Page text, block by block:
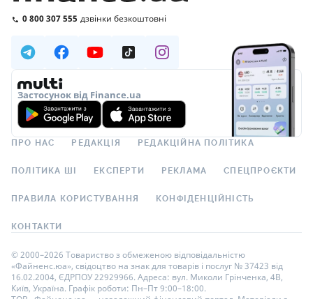
0 800 307 555 дзвінки безкоштовні
Застосунок від Finance.ua
ПРО НАС РЕДАКЦІЯ РЕДАКЦІЙНА ПОЛІТИКА
ПОЛІТИКА ШІ ЕКСПЕРТИ РЕКЛАМА СПЕЦПРОЄКТИ
ПРАВИЛА КОРИСТУВАННЯ КОНФІДЕНЦІЙНІСТЬ
КОНТАКТИ
© 2000–2026 Товариство з обмеженою відповідальністю
«Файненс.юа», свідоцтво на знак для товарів і послуг № 37423 від
16.02.2004, ЄДРПОУ 22929966. Адреса: вул. Миколи Грінченка, 4В,
Київ, Україна. Графік роботи: Пн–Пт 9:00–18:00.